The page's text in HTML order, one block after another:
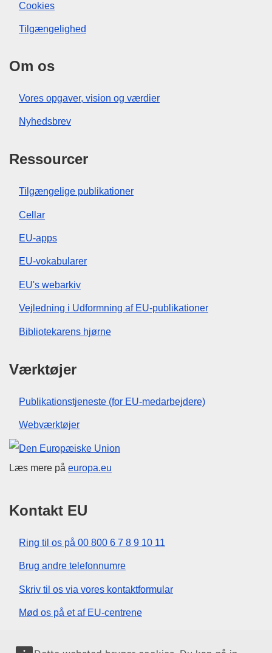
Cookies
Tilgængelighed
Om os
Vores opgaver, vision og værdier
Nyhedsbrev
Ressourcer
Tilgængelige publikationer
Cellar
EU-apps
EU-vokabularer
EU's webarkiv
Vejledning i Udformning af EU-publikationer
Bibliotekarens hjørne
Værktøjer
Publikationstjeneste (for EU-medarbejdere)
Webværktøjer
Den Europæiske Union
Læs mere på europa.eu
Kontakt EU
Ring til os på 00 800 6 7 8 9 10 11
Brug andre telefonnumre
Skriv til os via vores kontaktformular
Mød os på et af EU-centrene
Sociale medier